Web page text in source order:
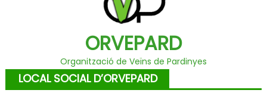
ORVEPARD
Organització de Veïns de Pardinyes
LOCAL SOCIAL D’ORVEPARD